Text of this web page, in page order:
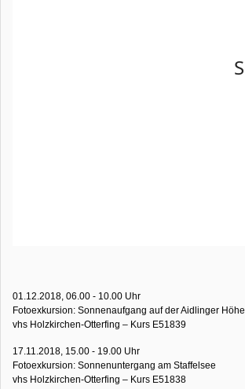
01.12.2018, 06.00 - 10.00 Uhr
Fotoexkursion: Sonnenaufgang auf der Aidlinger Höhe
vhs Holzkirchen-Otterfing – Kurs E51839
17.11.2018, 15.00 - 19.00 Uhr
Fotoexkursion: Sonnenuntergang am Staffelsee
vhs Holzkirchen-Otterfing – Kurs E51838